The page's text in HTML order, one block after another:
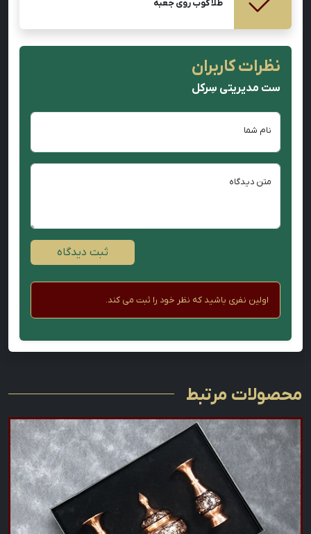
طلا کوب روی جعبه
نظرات کاربران
ست مدیریتی سِرکل
نام شما
متن دیدگاه
ثبت دیدگاه
اولین نفری باشید که نظر خود را ثبت می کند.
محصولات مرتبط